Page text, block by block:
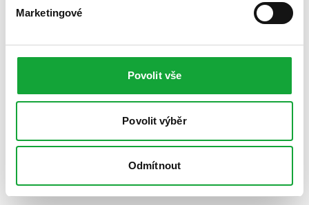
Marketingové
Povolit vše
Povolit výběr
Odmítnout